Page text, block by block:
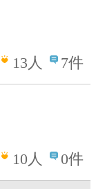
13人 7件
10人 0件